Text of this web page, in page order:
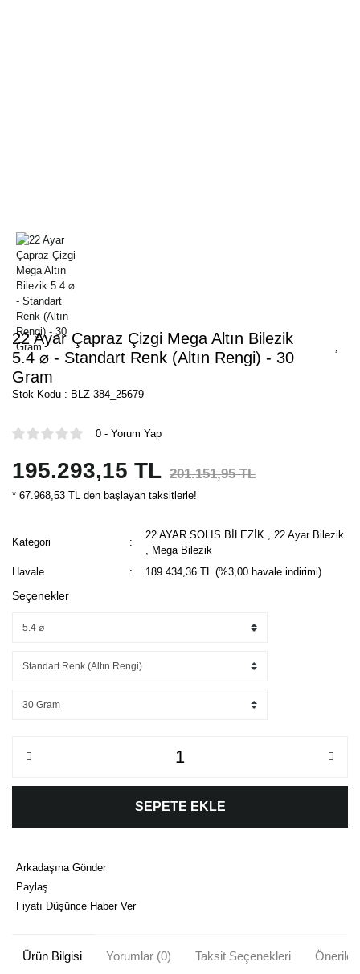
22 Ayar Çapraz Çizgi Mega Altın Bilezik
5.4 ⌀ - Standart Renk (Altın Rengi) - 30
Gram
Stok Kodu : BLZ-384_25679
0 - Yorum Yap
195.293,15 TL 201.151,95 TL
* 67.968,53 TL den başlayan taksitlerle!
Kategori
22 AYAR SOLIS BİLEZİK
22 Ayar Bilezik
Mega Bilezik
Havale
189.434,36 TL (%3,00 havale indirimi)
Seçenekler
SEPETE EKLE
Arkadaşına Gönder
Paylaş
Fiyatı Düşünce Haber Ver
Ürün Bilgisi Yorumlar (0) Taksit Seçenekleri